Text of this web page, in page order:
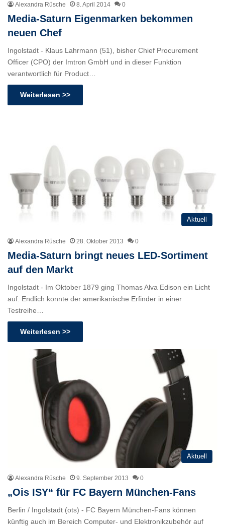
Alexandra Rüsche 8. April 2014 0
Media-Saturn Eigenmarken bekommen
neuen Chef
Ingolstadt - Klaus Lahrmann (51), bisher Chief Procurement
Officer (CPO) der Imtron GmbH und in dieser Funktion
verantwortlich für Product…
Weiterlesen >>
Aktuell
Alexandra Rüsche 28. Oktober 2013 0
Media-Saturn bringt neues LED-Sortiment
auf den Markt
Ingolstadt - Im Oktober 1879 ging Thomas Alva Edison ein Licht
auf. Endlich konnte der amerikanische Erfinder in einer
Testreihe…
Weiterlesen >>
Aktuell
Alexandra Rüsche 9. September 2013 0
„Ois ISY“ für FC Bayern München-Fans
Berlin / Ingolstadt (ots) - FC Bayern München-Fans können
künftig auch im Bereich Computer- und Elektronikzubehör auf